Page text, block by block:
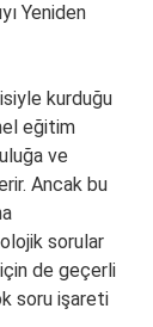
Yeniden
kurduğu
eğitim
ve
Ancak bu
sorular
de geçerli
soru işareti